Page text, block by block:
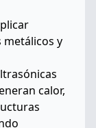
y
calor,